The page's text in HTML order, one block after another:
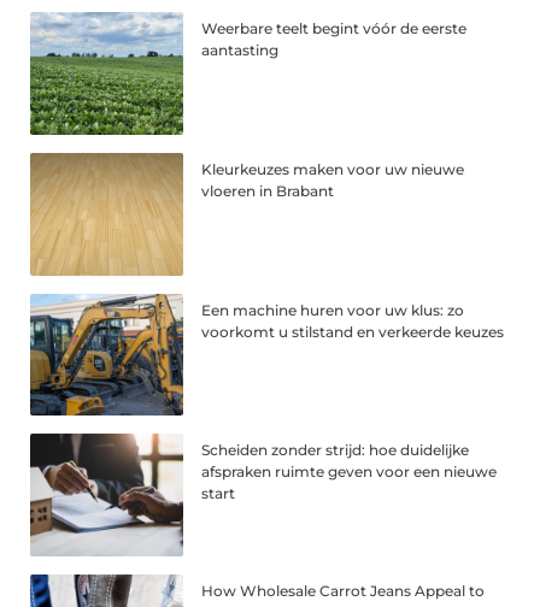
Weerbare teelt begint vóór de eerste
aantasting
Kleurkeuzes maken voor uw nieuwe
vloeren in Brabant
Een machine huren voor uw klus: zo
voorkomt u stilstand en verkeerde keuzes
Scheiden zonder strijd: hoe duidelijke
afspraken ruimte geven voor een nieuwe
start
How Wholesale Carrot Jeans Appeal to